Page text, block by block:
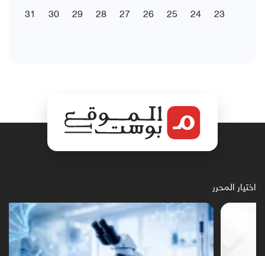
23
24
25
26
27
28
29
30
31
اختيار المحرر